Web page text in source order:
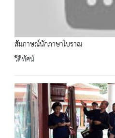
สัมภาษณ์นักภาษาโบราณ
วีดิทัศน์